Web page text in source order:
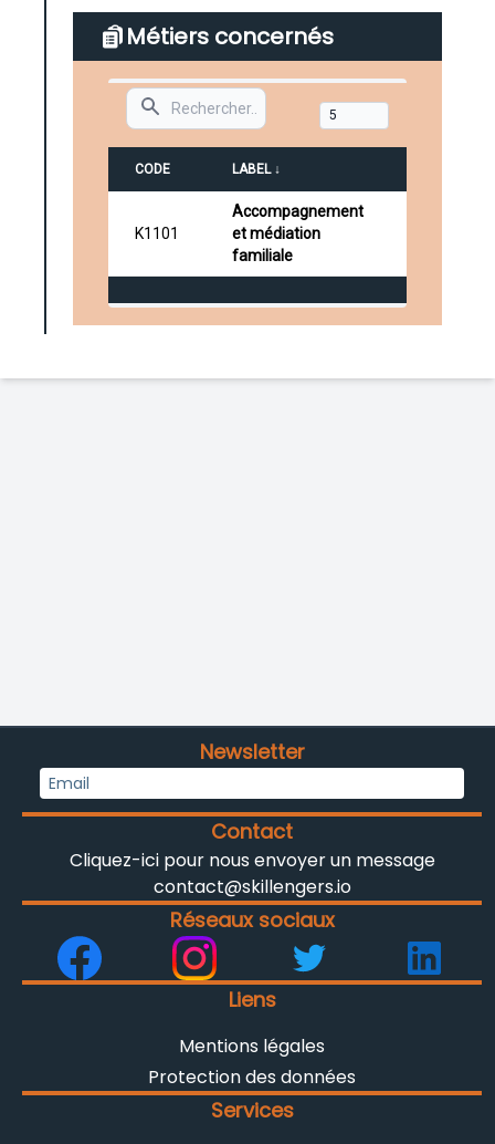
Métiers concernés
Search
CODE LABEL ↓
K1101
Accompagnement
et médiation
familiale
Services
Liens
Mentions légales
Protection des données
Réseaux sociaux
Contact
Cliquez-ici pour nous envoyer un message
contact@skillengers.io
Newsletter